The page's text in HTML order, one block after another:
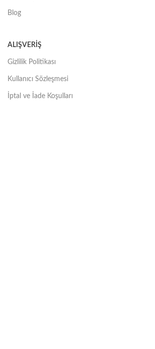
Blog
ALIŞVERIŞ
Gizlilik Politikası
Kullanıcı Sözleşmesi
İptal ve İade Koşulları